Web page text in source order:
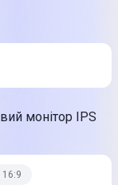
монітор IPS
16:9